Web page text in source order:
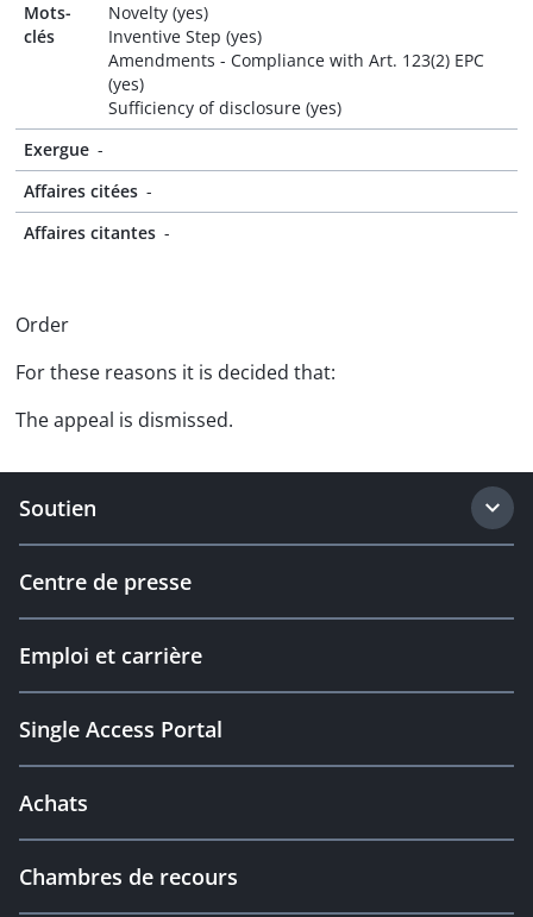
Mots-
clés
Novelty (yes)
Inventive Step (yes)
Amendments - Compliance with Art. 123(2) EPC
(yes)
Sufficiency of disclosure (yes)
Exergue -
Affaires citées -
Affaires citantes -
Order
For these reasons it is decided that:
The appeal is dismissed.
Soutien
Centre de presse
Emploi et carrière
Single Access Portal
Achats
Chambres de recours